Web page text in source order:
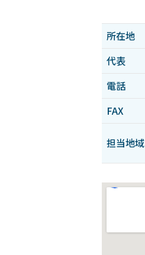
所在地
代表
電話
FAX
担当地域